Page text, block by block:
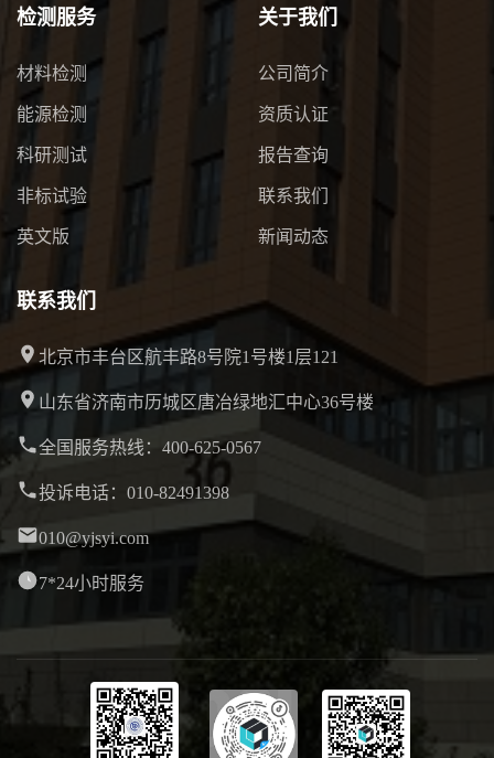
检测服务
材料检测
能源检测
科研测试
非标试验
英文版
关于我们
公司简介
资质认证
报告查询
联系我们
新闻动态
联系我们
北京市丰台区航丰路8号院1号楼1层121
山东省济南市历城区唐冶绿地汇中心36号楼
全国服务热线：400-625-0567
投诉电话：010-82491398
010@yjsyi.com
7*24小时服务